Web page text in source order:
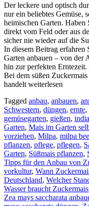
Der leckere und optisch
nur ein beliebtes Gemüse,
heimischen Garten. Haben
direkt vom Feld oder aus
sicher nie wieder auf die
In diesem Beitrag erfahren
Garten anbauen – von der
hin zur perfekten
Bei dem süßen
handelt weiterlesen
Tagged anbau, anbauen,
Schwestern, düngen, ernte,
gemüsegarten, gießen,
Garten, Mais im Garten
vorziehen, Milpa, milpa
pflanzen, pflege, pflegen,
Garten, Süßmais pflanzen,
Tipps für den Anbau von
vorkultur, Wann
Deutschland, Welcher
Wasser braucht Zuckermais
Zea mays saccharata